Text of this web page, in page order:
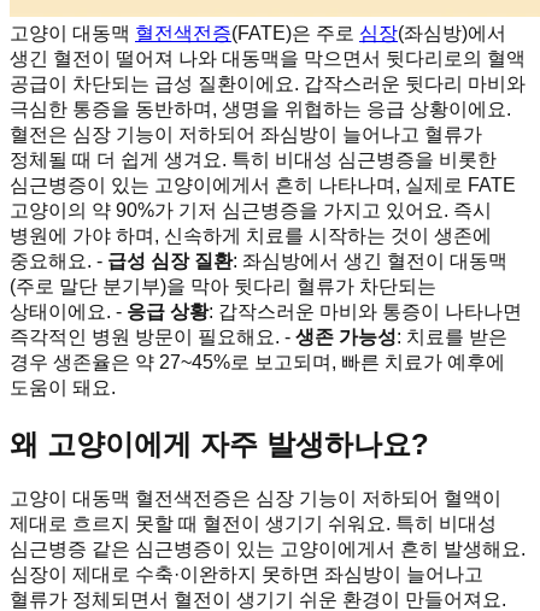
고양이 대동맥 혈전색전증(FATE)은 주로 심장(좌심방)에서
생긴 혈전이 떨어져 나와 대동맥을 막으면서 뒷다리로의 혈액
공급이 차단되는 급성 질환이에요. 갑작스러운 뒷다리 마비와
극심한 통증을 동반하며, 생명을 위협하는 응급 상황이에요.
혈전은 심장 기능이 저하되어 좌심방이 늘어나고 혈류가
정체될 때 더 쉽게 생겨요. 특히 비대성 심근병증을 비롯한
심근병증이 있는 고양이에게서 흔히 나타나며, 실제로 FATE
고양이의 약 90%가 기저 심근병증을 가지고 있어요. 즉시
병원에 가야 하며, 신속하게 치료를 시작하는 것이 생존에
중요해요. - 급성 심장 질환: 좌심방에서 생긴 혈전이 대동맥
(주로 말단 분기부)을 막아 뒷다리 혈류가 차단되는
상태이에요. - 응급 상황: 갑작스러운 마비와 통증이 나타나면
즉각적인 병원 방문이 필요해요. - 생존 가능성: 치료를 받은
경우 생존율은 약 27~45%로 보고되며, 빠른 치료가 예후에
도움이 돼요.
왜 고양이에게 자주 발생하나요?
고양이 대동맥 혈전색전증은 심장 기능이 저하되어 혈액이
제대로 흐르지 못할 때 혈전이 생기기 쉬워요. 특히 비대성
심근병증 같은 심근병증이 있는 고양이에게서 흔히 발생해요.
심장이 제대로 수축·이완하지 못하면 좌심방이 늘어나고
혈류가 정체되면서 혈전이 생기기 쉬운 환경이 만들어져요.